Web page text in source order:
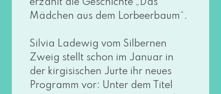
erzählt die Geschichte „Das
Mädchen aus dem Lorbeerbaum“.
Silvia Ladewig vom Silbernen
Zweig stellt schon im Januar in
der kir­gi­si­schen Jurte ihr neu­es
Programm vor: Unter dem Titel